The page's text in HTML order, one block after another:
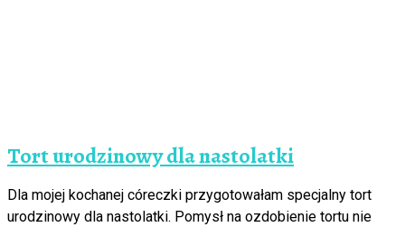
Tort urodzinowy dla nastolatki
Dla mojej kochanej córeczki przygotowałam specjalny tort
urodzinowy dla nastolatki. Pomysł na ozdobienie tortu nie